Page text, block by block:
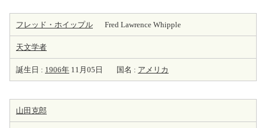
フレッド・ホイップル Fred Lawrence Whipple
天文学者
誕生日 : 1906年 11月05日 国名 : アメリカ
山田克郎